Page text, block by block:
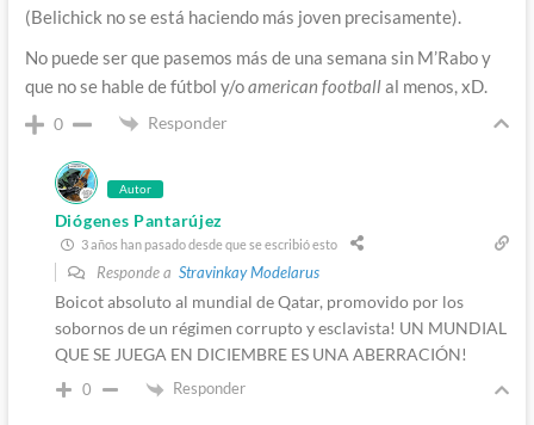
(Belichick no se está haciendo más joven precisamente).
No puede ser que pasemos más de una semana sin M’Rabo y
que no se hable de fútbol y/oamerican footballal menos, xD.
0 Responder
Autor
Diógenes Pantarújez
3 años han pasado desde que se escribió esto
Responde a Stravinkay Modelarus
Boicot absoluto al mundial de Qatar, promovido por los
sobornos de un régimen corrupto y esclavista! UN MUNDIAL
QUE SE JUEGA EN DICIEMBRE ES UNA ABERRACIÓN!
0 Responder